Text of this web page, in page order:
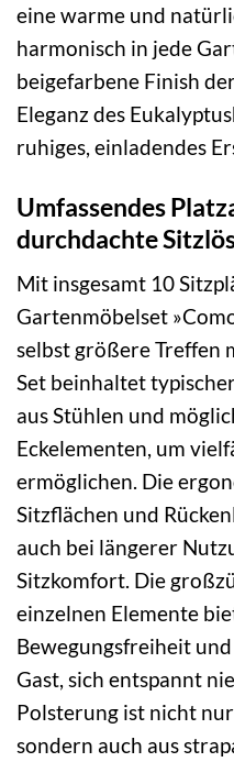
eine warme und
harmonisch in jede
beigefarbene Finish
Eleganz des
ruhiges, einladendes
Umfassendes
durchdachte
Mit insgesamt 10
Gartenmöbelset
selbst größere Treffen
Set beinhaltet
aus Stühlen und
Eckelementen, um
ermöglichen. Die
Sitzflächen und
auch bei längerer
Sitzkomfort. Die
einzelnen Elemente
Bewegungsfreiheit
Gast, sich entspannt
Polsterung ist nicht
sondern auch aus